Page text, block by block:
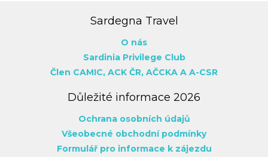
Sardegna Travel
O nás
Sardinia Privilege Club
Člen CAMIC, ACK ČR, AČCKA A A-CSR
Důležité informace 2026
Ochrana osobních údajů
Všeobecné obchodní podmínky
Formulář pro informace k zájezdu